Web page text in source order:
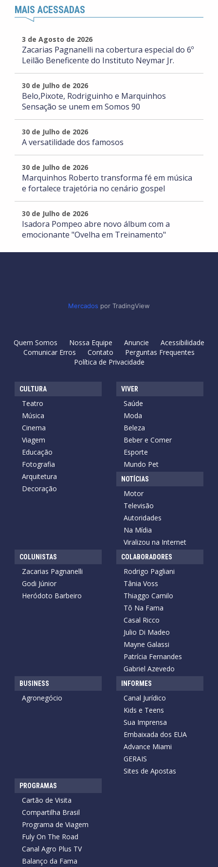
MAIS ACESSADAS
3 de Agosto de 2026
Zacarias Pagnanelli na cobertura especial do 6º
Leilão Beneficente do Instituto Neymar Jr.
30 de Julho de 2026
Belo,Pixote, Rodriguinho e Marquinhos
Sensação se unem em Somos 90
30 de Julho de 2026
A versatilidade dos famosos
30 de Julho de 2026
Marquinhos Roberto transforma fé em música
e fortalece trajetória no cenário gospel
30 de Julho de 2026
Isadora Pompeo abre novo álbum com a
emocionante "Ovelha em Treinamento"
Mercados por TradingView
Quem Somos Nossa Equipe Anuncie
Acessibilidade
Comunicar Erros
Contato
Perguntas Frequentes
Política de Privacidade
CULTURA
Teatro
Música
Cinema
Viagem
Educação
Fotografia
Arquitetura
Decoração
VIVER
Saúde
Moda
Beleza
Beber e Comer
Esporte
Mundo Pet
NOTÍCIAS
Motor
Televisão
Autoridades
Na Mídia
Viralizou na Internet
COLUNISTAS
Zacarias Pagnanelli
Godi Júnior
Heródoto Barbeiro
COLABORADORES
Rodrigo Pagliani
Tânia Voss
Thiaggo Camilo
Tô Na Fama
Casal Ricco
Julio Di Madeo
Mayne Galassi
Patrícia Fernandes
Gabriel Azevedo
BUSINESS
Agronegócio
INFORMES
Canal Jurídico
Kids e Teens
Sua Imprensa
Embaixada dos EUA
Advance Miami
GERAIS
Sites de Apostas
PROGRAMAS
Cartão de Visita
Compartilha Brasil
Programa de Viagem
Fuly On The Road
Canal Agro Plus TV
Balanço da Fama